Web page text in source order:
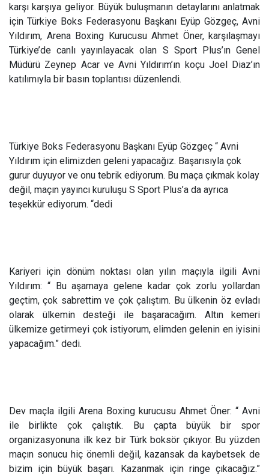
karşı karşıya geliyor. Büyük buluşmanın detaylarını anlatmak
için Türkiye Boks Federasyonu Başkanı Eyüp Gözgeç, Avni
Yıldırım, Arena Boxing Kurucusu Ahmet Öner, karşılaşmayı
Türkiye’de canlı yayınlayacak olan S Sport Plus’ın Genel
Müdürü Zeynep Acar ve Avni Yıldırım’ın koçu Joel Diaz’ın
katılımıyla bir basın toplantısı düzenlendi.
Türkiye Boks Federasyonu Başkanı Eyüp Gözgeç “ Avni
Yıldırım için elimizden geleni yapacağız. Başarısıyla çok
gurur duyuyor ve onu tebrik ediyorum. Bu maça çıkmak kolay
değil, maçın yayıncı kuruluşu S Sport Plus’a da ayrıca
teşekkür ediyorum. “dedi
Kariyeri için dönüm noktası olan yılın maçıyla ilgili Avni
Yıldırım: “ Bu aşamaya gelene kadar çok zorlu yollardan
geçtim, çok sabrettim ve çok çalıştım. Bu ülkenin öz evladı
olarak ülkemin desteği ile başaracağım. Altın kemeri
ülkemize getirmeyi çok istiyorum, elimden gelenin en iyisini
yapacağım.” dedi.
Dev maçla ilgili Arena Boxing kurucusu Ahmet Öner: “ Avni
ile birlikte çok çalıştık. Bu çapta büyük bir spor
organizasyonuna ilk kez bir Türk boksör çıkıyor. Bu yüzden
maçın sonucu hiç önemli değil, kazansak da kaybetsek de
bizim için büyük başarı. Kazanmak için ringe çıkacağız.”